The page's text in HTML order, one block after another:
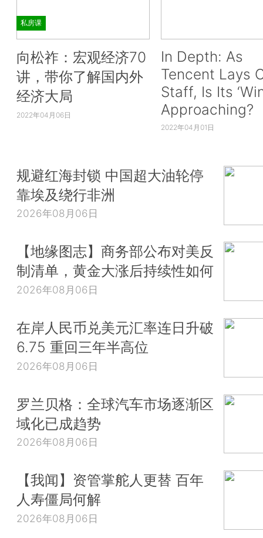
私房课
向松祚：宏观经济70
讲，带你了解国内外
经济大局
2022年04月06日
In Depth: As
Tencent Lays
Staff, Is Its
Approaching?
2022年04月01日
规避红海封锁 中国超大油轮停
靠埃及绕行非洲
2026年08月06日
【地缘图志】商务部公布对美反
制清单，黄金大涨后持续性如何
2026年08月06日
在岸人民币兑美元汇率连日升破
6.75 重回三年半高位
2026年08月06日
罗兰贝格：全球汽车市场逐渐区
域化已成趋势
2026年08月06日
【我闻】资管掌舵人更替 百年
人寿僵局何解
2026年08月06日